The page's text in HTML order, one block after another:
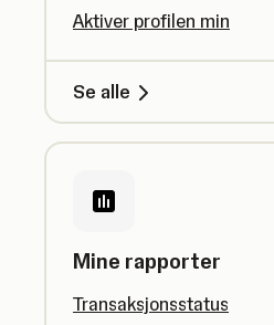
Aktiver profilen min
Se alle
Mine rapporter
Transaksjonsstatus